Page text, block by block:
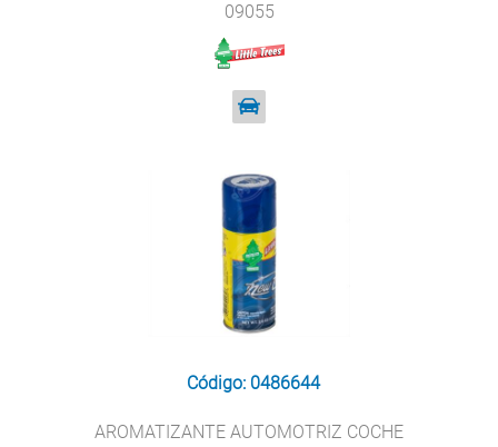
09055
Código: 0486644
AROMATIZANTE AUTOMOTRIZ COCHE